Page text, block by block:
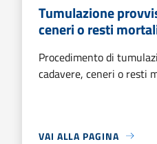
Tumulazione
ceneri o resti
Procedimento di
cadavere, ceneri o resti
VAI ALLA PAGINA